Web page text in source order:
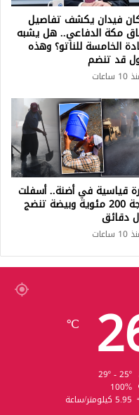
فيدان يكشف تفاصيل
مكة الدفاعي.. هل يشبه
الخامسة للناتو؟ وهذه
قد تنضم
ساعات
قياسية في أضنة.. أسفلت
بدرجة 200 مئوية وبيضة تنضج
دقائق
ساعات
℃
100%
5.95 كيلومتر/ساعة